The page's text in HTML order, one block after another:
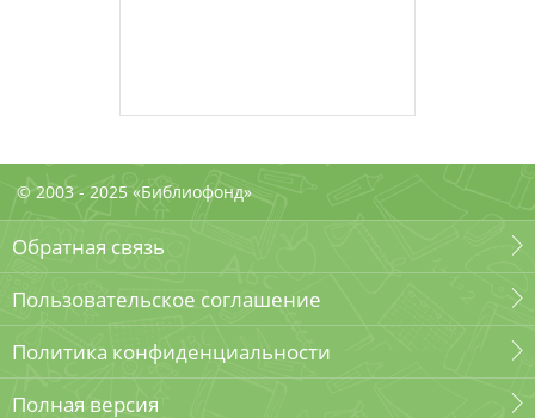
© 2003 - 2025 «Библиофонд»
Обратная связь
Пользовательское соглашение
Политика конфиденциальности
Полная версия